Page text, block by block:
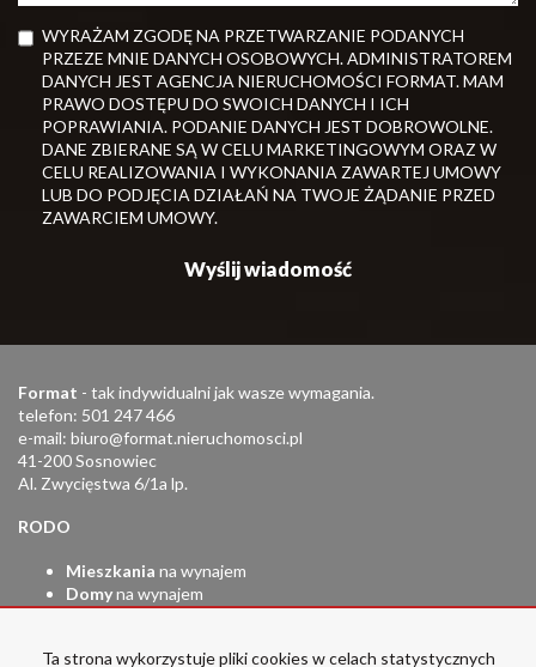
WYRAŻAM ZGODĘ NA PRZETWARZANIE PODANYCH
PRZEZE MNIE DANYCH OSOBOWYCH. ADMINISTRATOREM
DANYCH JEST AGENCJA NIERUCHOMOŚCI FORMAT. MAM
PRAWO DOSTĘPU DO SWOICH DANYCH I ICH
POPRAWIANIA. PODANIE DANYCH JEST DOBROWOLNE.
DANE ZBIERANE SĄ W CELU MARKETINGOWYM ORAZ W
CELU REALIZOWANIA I WYKONANIA ZAWARTEJ UMOWY
LUB DO PODJĘCIA DZIAŁAŃ NA TWOJE ŻĄDANIE PRZED
ZAWARCIEM UMOWY.
Format - tak indywidualni jak wasze wymagania.
telefon: 501 247 466
e-mail: biuro@format.nieruchomosci.pl
41-200 Sosnowiec
Al. Zwycięstwa 6/1a lp.
RODO
Mieszkania na wynajem
Domyna wynajem
Halena wynajem
Ta strona wykorzystuje pliki cookies w celach statystycznych